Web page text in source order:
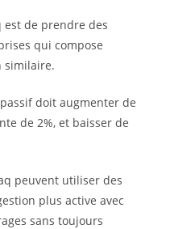
est de prendre des
qui compose
similaire.
doit augmenter de
de 2%, et baisser de
peuvent utiliser des
plus active avec
sans toujours